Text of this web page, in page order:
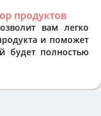
продуктов
вам легко
и поможет
будет полностью